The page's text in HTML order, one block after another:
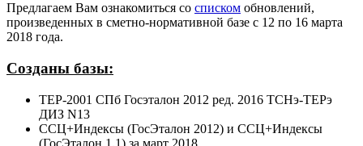
Предлагаем Вам ознакомиться со списком обновлений,
произведенных в сметно-нормативной базе с 12 по 16 марта
2018 года.
Созданы базы:
ТЕР-2001 СПб Госэталон 2012 ред. 2016 ТСНэ-ТЕРэ
ДИЗ N13
ССЦ+Индексы (ГосЭталон 2012) и ССЦ+Индексы
(ГосЭталон 1.1) за март 2018